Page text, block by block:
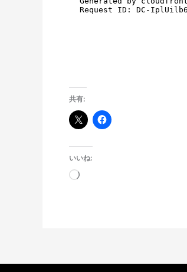
共有:
いいね:
読